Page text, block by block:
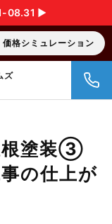
08.31 ▶︎
価格シミュレーション
ズ
根塗装③
の仕上が